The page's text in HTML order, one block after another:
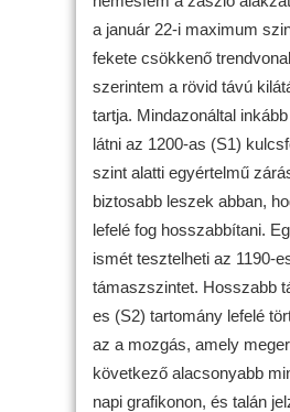
a január 22-i maximum
fekete csökkenő
szerintem a rövid távú
tartja. Mindazonáltal
látni az 1200-as (S1)
szint alatti egyértelmű
biztosabb leszek abban,
lefelé fog hosszabbítani.
ismét tesztelheti az 1190-
támaszszintet. Hosszabb
es (S2) tartomány lefelé
az a mozgás, amely
következő alacsonyabb
napi grafikonon, és talán